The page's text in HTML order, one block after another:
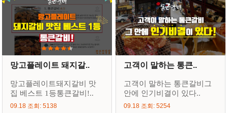
망고플레이트 돼지갈..
망고플레이트돼지갈비 맛
집 베스트 1등통큰갈비!..
09.18 조회: 5138
고객이 말하는 통큰..
고객이 말하는 통큰갈비그
안에 인기비결이 있다..
09.18 조회: 5254